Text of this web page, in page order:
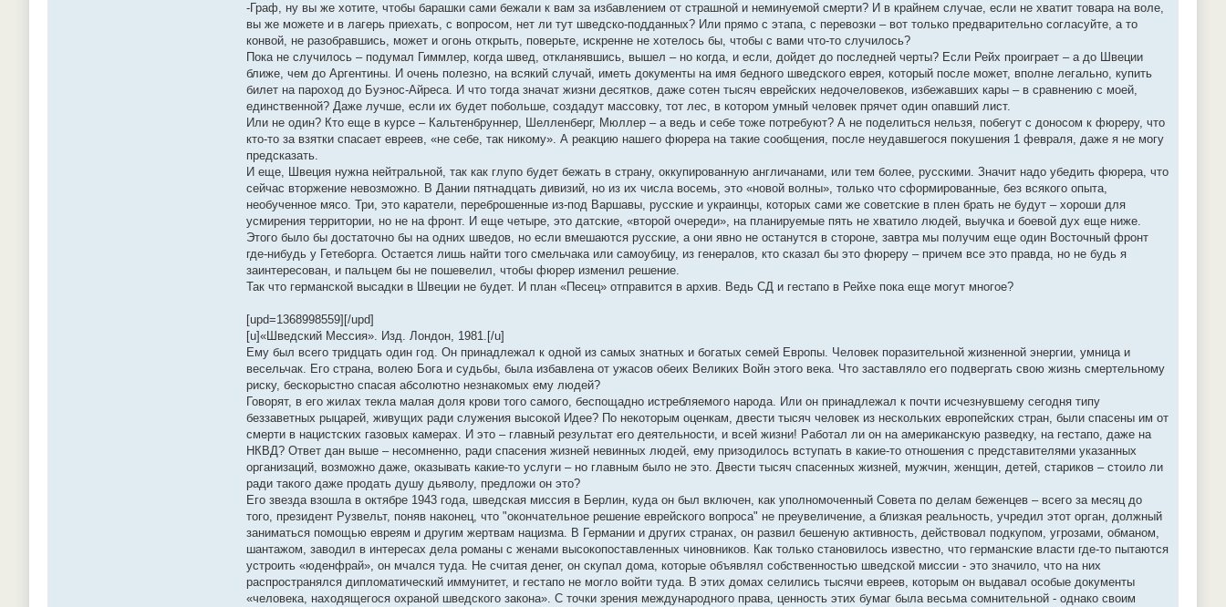
-Граф, ну вы же хотите, чтобы барашки сами бежали к вам за избавлением от страшной и неминуемой смерти? И в крайнем случае, если не хватит товара на воле,
вы же можете и в лагерь приехать, с вопросом, нет ли тут шведско-подданных? Или прямо с этапа, с перевозки – вот только предварительно согласуйте, а то
конвой, не разобравшись, может и огонь открыть, поверьте, искренне не хотелось бы, чтобы с вами что-то случилось?
Пока не случилось – подумал Гиммлер, когда швед, откланявшись, вышел – но когда, и если, дойдет до последней черты? Если Рейх проиграет – а до Швеции
ближе, чем до Аргентины. И очень полезно, на всякий случай, иметь документы на имя бедного шведского еврея, который после может, вполне легально, купить
билет на пароход до Буэнос-Айреса. И что тогда значат жизни десятков, даже сотен тысяч еврейских недочеловеков, избежавших кары – в сравнению с моей,
единственной? Даже лучше, если их будет побольше, создадут массовку, тот лес, в котором умный человек прячет один опавший лист.
Или не один? Кто еще в курсе – Кальтенбруннер, Шелленберг, Мюллер – а ведь и себе тоже потребуют? А не поделиться нельзя, побегут с доносом к фюреру, что
кто-то за взятки спасает евреев, «не себе, так никому». А реакцию нашего фюрера на такие сообщения, после неудавшегося покушения 1 февраля, даже я не могу
предсказать.
И еще, Швеция нужна нейтральной, так как глупо будет бежать в страну, оккупированную англичанами, или тем более, русскими. Значит надо убедить фюрера, что
сейчас вторжение невозможно. В Дании пятнадцать дивизий, но из их числа восемь, это «новой волны», только что сформированные, без всякого опыта,
необученное мясо. Три, это каратели, переброшенные из-под Варшавы, русские и украинцы, которых сами же советские в плен брать не будут – хороши для
усмирения территории, но не на фронт. И еще четыре, это датские, «второй очереди», на планируемые пять не хватило людей, выучка и боевой дух еще ниже.
Этого было бы достаточно бы на одних шведов, но если вмешаются русские, а они явно не останутся в стороне, завтра мы получим еще один Восточный фронт
где-нибудь у Гетеборга. Остается лишь найти того смельчака или самоубицу, из генералов, кто сказал бы это фюреру – причем все это правда, но не будь я
заинтересован, и пальцем бы не пошевелил, чтобы фюрер изменил решение.
Так что германской высадки в Швеции не будет. И план «Песец» отправится в архив. Ведь СД и гестапо в Рейхе пока еще могут многое?
[upd=1368998559][/upd]
[u]«Шведский Мессия». Изд. Лондон, 1981.[/u]
Ему был всего тридцать один год. Он принадлежал к одной из самых знатных и богатых семей Европы. Человек поразительной жизненной энергии, умница и
весельчак. Его страна, волею Бога и судьбы, была избавлена от ужасов обеих Великих Войн этого века. Что заставляло его подвергать свою жизнь смертельному
риску, бескорыстно спасая абсолютно незнакомых ему людей?
Говорят, в его жилах текла малая доля крови того самого, беспощадно истребляемого народа. Или он принадлежал к почти исчезнувшему сегодня типу
беззаветных рыцарей, живущих ради служения высокой Идее? По некоторым оценкам, двести тысяч человек из нескольких европейских стран, были спасены им от
смерти в нацистских газовых камерах. И это – главный результат его деятельности, и всей жизни! Работал ли он на американскую разведку, на гестапо, даже на
НКВД? Ответ дан выше – несомненно, ради спасения жизней невинных людей, ему призодилось вступать в какие-то отношения с представителями указанных
организаций, возможно даже, оказывать какие-то услуги – но главным было не это. Двести тысяч спасенных жизней, мужчин, женщин, детей, стариков – стоило ли
ради такого даже продать душу дьяволу, предложи он это?
Его звезда взошла в октябре 1943 года, шведская миссия в Берлин, куда он был включен, как уполномоченный Совета по делам беженцев – всего за месяц до
того, президент Рузвельт, поняв наконец, что "окончательное решение еврейского вопроса" не преувеличение, а близкая реальность, учредил этот орган, должный
заниматься помощью евреям и другим жертвам нацизма. В Германии и других странах, он развил бешеную активность, действовал подкупом, угрозами, обманом,
шантажом, заводил в интересах дела романы с женами высокопоставленных чиновников. Как только становилось известно, что германские власти где-то пытаются
устроить «юденфрай», он мчался туда. Не считая денег, он скупал дома, которые объявлял собственностью шведской миссии - это значило, что на них
распространялся дипломатический иммунитет, и гестапо не могло войти туда. В этих домах селились тысячи евреев, которым он выдавал особые документы
«человека, находящегося охраной шведского закона». С точки зрения международного права, ценность этих бумаг была весьма сомнительной - однако своим